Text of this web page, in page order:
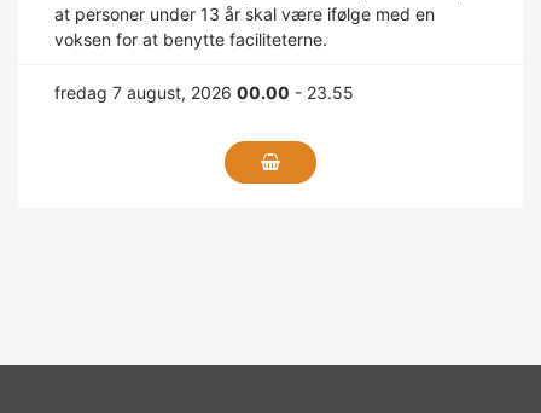
at personer under 13 år skal være ifølge med en
voksen for at benytte faciliteterne.
fredag 7 august, 2026 00.00 - 23.55